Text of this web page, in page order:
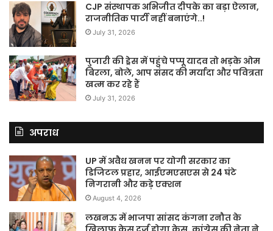
CJP संस्थापक अभिजीत दीपके का बड़ा ऐलान,
राजनीतिक पार्टी नहीं बनाएंगे..!
July 31, 2026
पुजारी की ड्रेस में पहुंचे पप्पू यादव तो भड़के ओम
बिरला, बोले, आप संसद की मर्यादा और पवित्रता
खत्म कर रहे हैं
July 31, 2026
अपराध
UP में अवैध खनन पर योगी सरकार का
डिजिटल प्रहार, आईएमएसएस से 24 घंटे
निगरानी और कड़े एक्शन
August 4, 2026
लखनऊ में भाजपा सांसद कंगना रनौत के